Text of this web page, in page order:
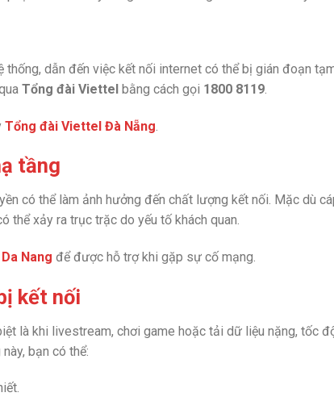
dẫn đến việc kết nối internet có thể bị gián đoạn
Tổng đài Viettel bằng cách gọi 1800 8119
Tổng đài Viettel Đà Nẵng
tầng
có thể làm ảnh hưởng đến chất lượng kết nối. Mặc dù
thể xảy ra trục trặc do yếu tố khách quan.
Nang để được hỗ trợ khi gặp sự cố mạng.
kết nối
là khi livestream, chơi game hoặc tải dữ liệu nặng, tốc
bạn có thể: